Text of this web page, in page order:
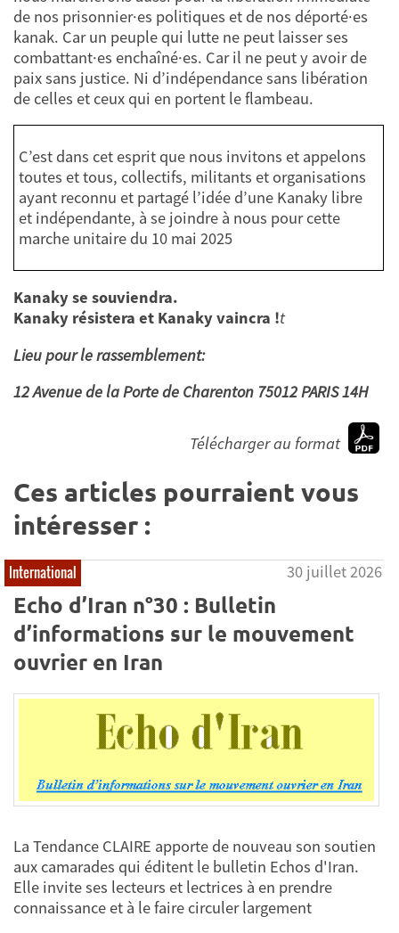
de nos prisonnier·es politiques et de nos déporté·es
kanak. Car un peuple qui lutte ne peut laisser ses
combattant·es enchaîné·es. Car il ne peut y avoir de
paix sans justice. Ni d’indépendance sans libération
de celles et ceux qui en portent le flambeau.
C’est dans cet esprit que nous invitons et appelons
toutes et tous, collectifs, militants et organisations
ayant reconnu et partagé l’idée d’une Kanaky libre
et indépendante, à se joindre à nous pour cette
marche unitaire du 10 mai 2025
Kanaky se souviendra.
Kanaky résistera et Kanaky vaincra !t
Lieu pour le rassemblement:
12 Avenue de la Porte de Charenton 75012 PARIS 14H
Télécharger au format
Ces articles pourraient vous
intéresser :
International 30 juillet 2026
Echo d’Iran n°30 : Bulletin
d’informations sur le mouvement
ouvrier en Iran
La Tendance CLAIRE apporte de nouveau son soutien
aux camarades qui éditent le bulletin Echos d'Iran.
Elle invite ses lecteurs et lectrices à en prendre
connaissance et à le faire circuler largement